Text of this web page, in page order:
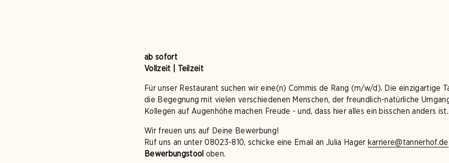
ab sofort
Vollzeit | Teilzeit
Für unser Restaurant suchen wir eine(n) Commis de Rang (m/w/d). Die einzigartige
die Begegnung mit vielen verschiedenen Menschen, der freundlich-natürliche
Kollegen auf Augenhöhe machen Freude - und, dass hier alles ein bisschen anders ist.
Wir freuen uns auf Deine Bewerbung!
Ruf uns an unter 08023-810, schicke eine Email an Julia Hager karriere@tannerhof.de
Bewerbungstool oben.